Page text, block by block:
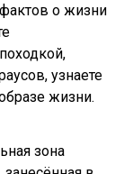
о жизни
узнаете
жизни.
зона